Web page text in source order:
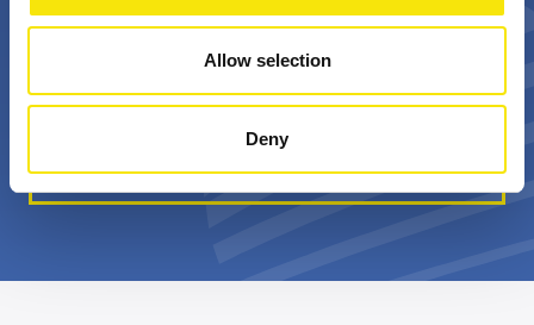
Allow selection
Deny
professionisti
valore annuale della
sovvenzione realizzata
Scopri di più su di noi